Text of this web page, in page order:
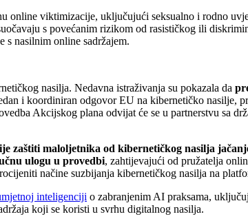
online viktimizacije, uključujući seksualno i rodno
s povećanim rizikom od rasističkog ili
s nasilnim online sadržajem.
nasilja. Nedavna istraživanja su pokazala da
i koordiniran odgovor EU na kibernetičko
Akcijskog plana odvijat će se u partnerstvu sa
maloljetnika od kibernetičkog nasilja
ulogu u provedbi, zahtijevajući od pružatelja
načine suzbijanja kibernetičkog nasilja na
inteligenciji o zabranjenim AI praksama,
koji se koristi u svrhu digitalnog nasilja.